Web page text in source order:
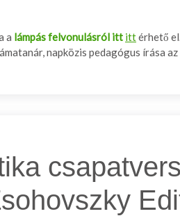
a lámpás felvonulásról itt ittérhető
napközis pedagógus írása az